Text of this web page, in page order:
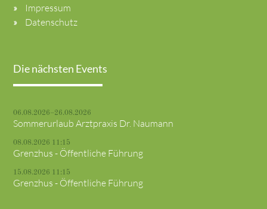
Impressum
Datenschutz
Die nächsten Events
06.08.2026–26.08.2026
Sommerurlaub Arztpraxis Dr. Naumann
08.08.2026 11:15
Grenzhus - Öffentliche Führung
15.08.2026 11:15
Grenzhus - Öffentliche Führung